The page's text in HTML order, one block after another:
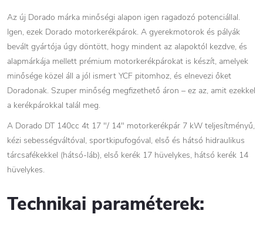
Az új Dorado márka minőségi alapon igen ragadozó potenciállal.
Igen, ezek Dorado motorkerékpárok. A gyerekmotorok és pályák
bevált gyártója úgy döntött, hogy mindent az alapoktól kezdve, és
alapmárkája mellett prémium motorkerékpárokat is készít, amelyek
minősége közel áll a jól ismert YCF pitomhoz, és elnevezi őket
Doradonak. Szuper minőség megfizethető áron – ez az, amit ezekkel
a kerékpárokkal talál meg.
A Dorado DT 140cc 4t 17 "/ 14" motorkerékpár 7 kW teljesítményű,
kézi sebességváltóval, sportkipufogóval, első és hátsó hidraulikus
tárcsafékekkel (hátsó-láb), első kerék 17 hüvelykes, hátsó kerék 14
hüvelykes.
Technikai paraméterek: